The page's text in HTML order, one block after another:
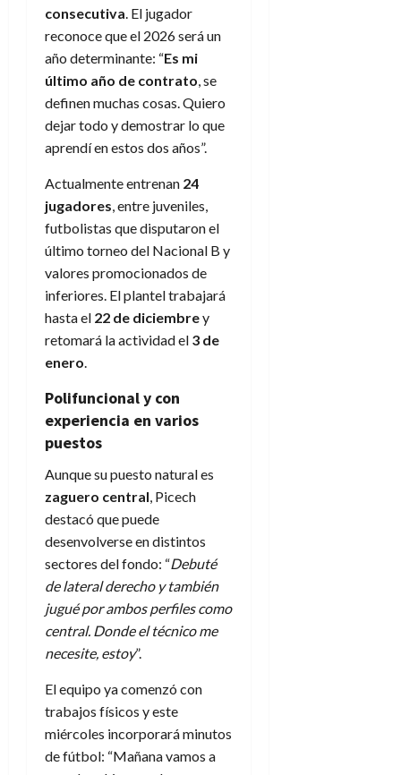
consecutiva. El jugador
reconoce que el 2026 será un
año determinante: “Es mi
último año de contrato, se
definen muchas cosas. Quiero
dejar todo y demostrar lo que
aprendí en estos dos años”.
Actualmente entrenan 24
jugadores, entre juveniles,
futbolistas que disputaron el
último torneo del Nacional B y
valores promocionados de
inferiores. El plantel trabajará
hasta el 22 de diciembrey
retomará la actividad el 3 de
enero.
Polifuncional y con
experiencia en varios
puestos
Aunque su puesto natural es
zaguero central, Picech
destacó que puede
desenvolverse en distintos
sectores del fondo: “Debuté
de lateral derecho y también
jugué por ambos perfiles como
central. Donde el técnico me
necesite, estoy”.
El equipo ya comenzó con
trabajos físicos y este
miércoles incorporará minutos
de fútbol: “Mañana vamos a